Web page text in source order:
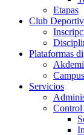
Etapas
Club
Plataformas
Servicios
Control